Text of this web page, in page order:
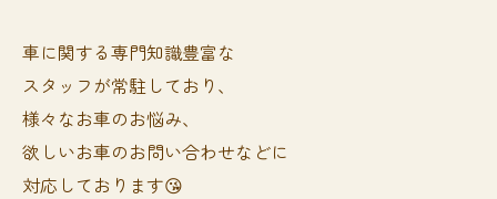
車に関する専門知識豊富な
スタッフが常駐しており、
様々なお車のお悩み、
欲しいお車のお問い合わせなどに
対応しております😘